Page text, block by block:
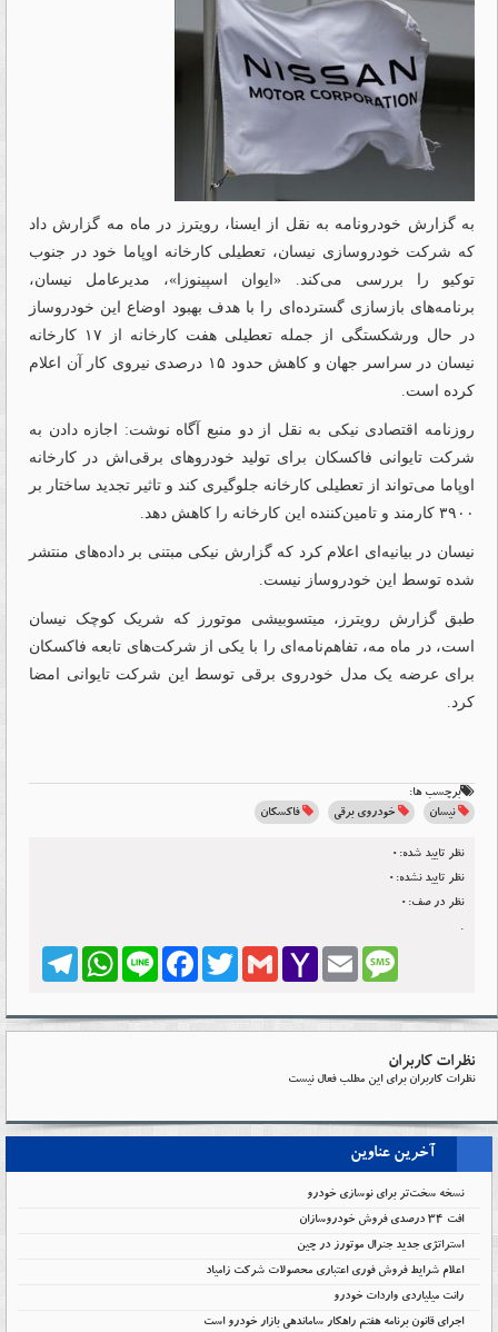
به گزارش خودرونامه به نقل از ایسنا، رویترز در ماه مه گزارش داد
که شرکت خودروسازی نیسان، تعطیلی کارخانه اوپاما خود در جنوب
توکیو را بررسی می‌کند. «ایوان اسپینوزا»، مدیرعامل نیسان،
برنامه‌های بازسازی گسترده‌ای را با هدف بهبود اوضاع این خودروساز
در حال ورشکستگی از جمله تعطیلی هفت کارخانه از ۱۷ کارخانه
نیسان در سراسر جهان و کاهش حدود ۱۵ درصدی نیروی کار آن اعلام
کرده است.
روزنامه اقتصادی نیکی به نقل از دو منبع آگاه نوشت: اجازه دادن به
شرکت تایوانی فاکسکان برای تولید خودروهای برقی‌اش در کارخانه
اوپاما می‌تواند از تعطیلی کارخانه جلوگیری کند و تاثیر تجدید ساختار بر
۳۹۰۰ کارمند و تامین‌کننده این کارخانه را کاهش دهد.
نیسان در بیانیه‌ای اعلام کرد که گزارش نیکی مبتنی بر داده‌های منتشر
شده توسط این خودروساز نیست.
طبق گزارش رویترز، میتسوبیشی موتورز که شریک کوچک نیسان
است، در ماه مه، تفاهم‌نامه‌ای را با یکی از شرکت‌های تابعه فاکسکان
برای عرضه یک مدل خودروی برقی توسط این شرکت تایوانی امضا
کرد.
برچسب ها:
نیسان
خودروی برقی فاکسکان
نظر تایید شده:0
نظر تایید نشده:0
نظر در صف:0
TelegramWhatsApp LineFacebook Twitter Gmail
Yahoo
Email Message
نظرات کاربران
نظرات کاربران برای این مطلب فعال نیست
آخرین عناوین
نسخه سخت‌تر برای نوسازی خودرو
افت ۳۴ درصدی فروش خودروسازان
استراتژی جدید جنرال موتورز در چین
اعلام شرایط فروش فوری اعتباری محصولات شرکت زامیاد
رانت میلیاردی واردات خودرو
اجرای قانون برنامه هفتم راهکار ساماندهی بازار خودرو است